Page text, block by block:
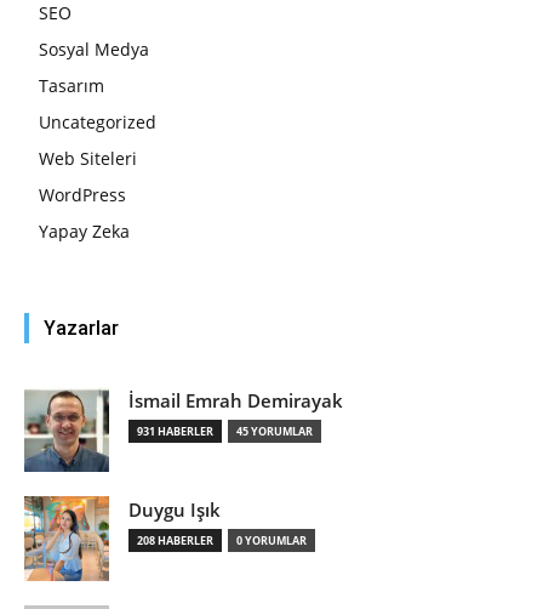
SEO
Sosyal Medya
Tasarım
Uncategorized
Web Siteleri
WordPress
Yapay Zeka
Yazarlar
İsmail Emrah Demirayak
931 HABERLER 45 YORUMLAR
Duygu Işık
208 HABERLER 0 YORUMLAR